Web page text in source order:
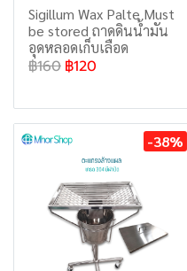
Sigillum Wax Palte Must
be stored ถาดดินน้ำมัน
อุดหลอดเก็บเลือด
฿160 ฿120
-38%